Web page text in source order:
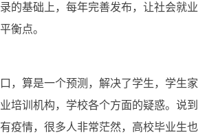
的基础上，每年完善发布，让社会就业
衡点。
，算是一个预测，解决了学生，学生家
培训机构，学校各个方面的疑惑。说到
疫情，很多人非常茫然，高校毕业生也